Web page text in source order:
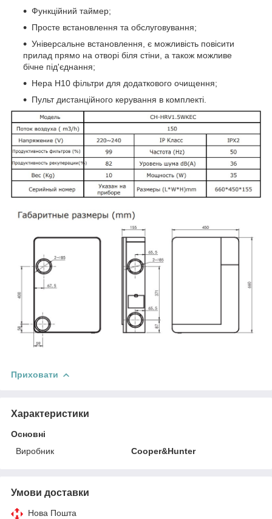
Функційний таймер;
Просте встановлення та обслуговування;
Універсальне встановлення, є можливість повісити
прилад прямо на отворі біля стіни, а також можливе
бічне під'єднання;
Нера H10 фільтри для додаткового очищення;
Пульт дистанційного керування в комплекті.
Приховати
Характеристики
Основні
Виробник
Cooper&Hunter
Умови доставки
Нова Пошта